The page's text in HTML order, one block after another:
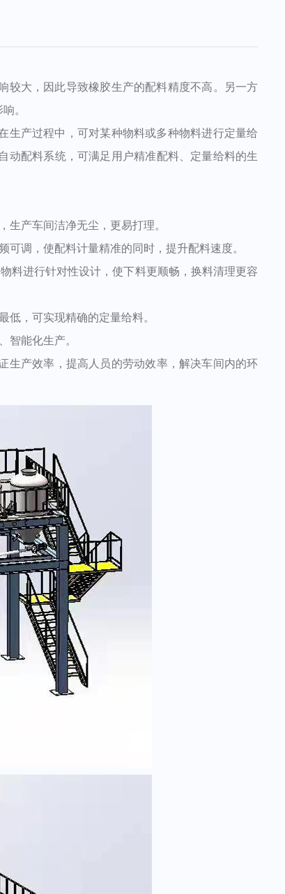
大，因此导致橡胶生产的配料精度不高。另一方
。
产过程中，可对某种物料或多种物料进行定量给
动配料系统，可满足用户精准配料、定量给料的生
产车间洁净无尘，更易打理。
调，使配料计量精准的同时，提升配料速度。
进行针对性设计，使下料更顺畅，换料清理更容
，可实现精确的定量给料。
能化生产。
生产效率，提高人员的劳动效率，解决车间内的环